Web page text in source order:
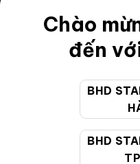
Chào
đến
BHD
BHD
Điều khoản
Hướng dẫn đặt vé trực
Quy định và chính sách
Chính sách bảo vệ